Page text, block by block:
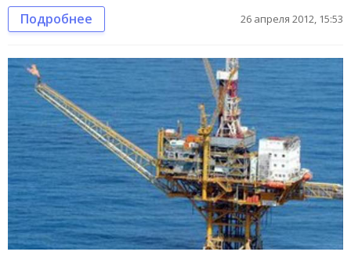
Подробнее 26 апреля 2012, 15:53